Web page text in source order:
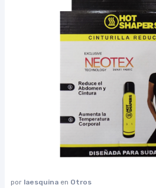
por laesquina en Otros